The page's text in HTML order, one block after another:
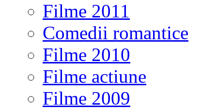
Filme 2011
Comedii romantice
Filme 2010
Filme actiune
Filme 2009